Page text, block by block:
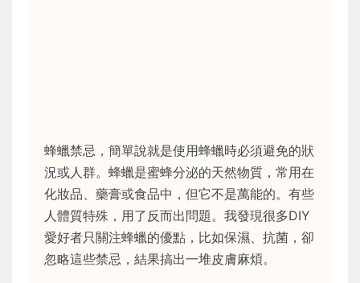
蜂蠟禁忌，簡單說就是使用蜂蠟時必須避免的狀
況或人群。蜂蠟是蜜蜂分泌的天然物質，常用在
化妝品、藥膏或食品中，但它不是萬能的。有些
人體質特殊，用了反而出問題。我發現很多DIY
愛好者只關注蜂蠟的優點，比如保濕、抗菌，卻
忽略這些禁忌，結果搞出一堆皮膚麻煩。